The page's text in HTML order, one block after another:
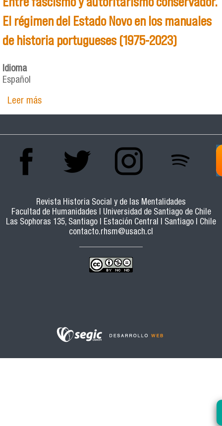
El régimen del Estado Novo en los manuales
de historia portugueses (1975-2023)
Idioma
Español
Leer mássobre Entre fascismo y autoritarismo
conservador. El régimen del Estado Novo en los
Revista Historia Social y de las Mentalidades
Facultad de Humanidades | Universidad de Santiago de Chile
Las Sophoras 135, Santiago | Estación Central | Santiago | Chile
contacto.rhsm@usach.cl